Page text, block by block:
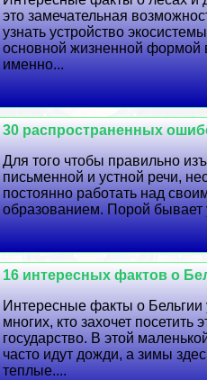
это замечательная
узнать устройство
основной жизненной формой
именно...
30 распространенных
Для того чтобы правильно
письменной и устной речи,
постоянно работать над
образованием. Порой бывает
16 интересных фактов о
Интересные факты о Бельгии
многих, кто захочет посетить
государство. В этой
часто идут дожди, а зимы
теплые....